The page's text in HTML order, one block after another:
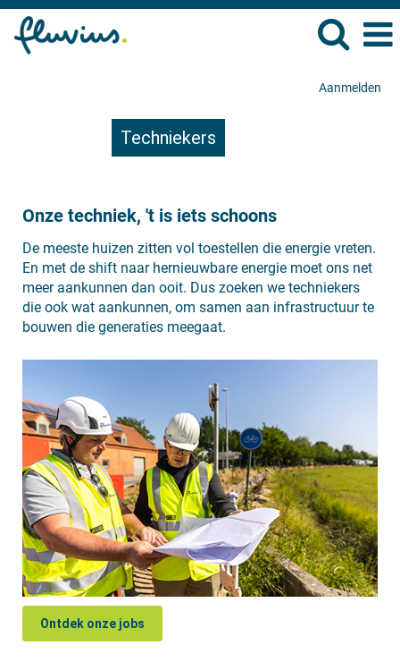
Aanmelden
Techniekers
Onze techniek, 't is iets schoons
De meeste huizen zitten vol toestellen die energie vreten.
En met de shift naar hernieuwbare energie moet ons net
meer aankunnen dan ooit. Dus zoeken we techniekers
die ook wat aankunnen, om samen aan infrastructuur te
bouwen die generaties meegaat.
Ontdek onze jobs